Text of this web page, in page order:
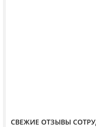
СВЕЖИЕ ОТЗЫВЫ